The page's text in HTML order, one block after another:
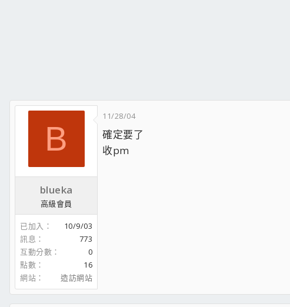
B
blueka
高級會員
已加入
10/9/03
訊息
773
互動分數
0
點數
16
網站
造訪網站
11/28/04
確定要了
收pm